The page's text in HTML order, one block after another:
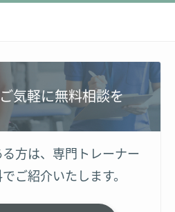
気軽に無料相談を
方は、専門トレーナー
ご紹介いたします。